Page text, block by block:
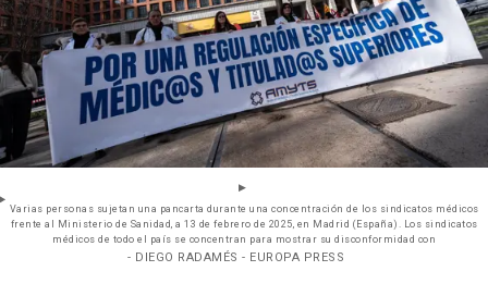
Varias personas sujetan una pancarta durante una concentración de los sindicatos médicos
frente al Ministerio de Sanidad, a 13 de febrero de 2025, en Madrid (España). Los sindicatos
médicos de todo el país se concentran para mostrar su disconformidad con
- DIEGO RADAMÉS - EUROPA PRESS